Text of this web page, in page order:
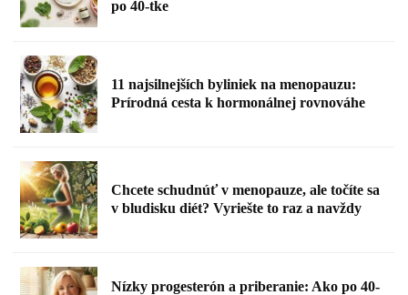
po 40-tke
11 najsilnejších byliniek na menopauzu:
Prírodná cesta k hormonálnej rovnováhe
Chcete schudnúť v menopauze, ale točíte sa
v bludisku diét? Vyriešte to raz a navždy
Nízky progesterón a priberanie: Ako po 40-